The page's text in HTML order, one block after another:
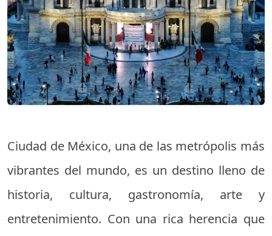
Ciudad de México, una de las metrópolis más
vibrantes del mundo, es un destino lleno de
historia, cultura, gastronomía, arte y
entretenimiento. Con una rica herencia que